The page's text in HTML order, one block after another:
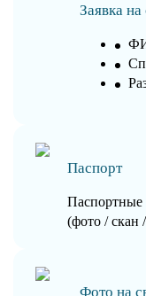
Заявка
Паспорт
Паспортные
(фото / скан
Фото на